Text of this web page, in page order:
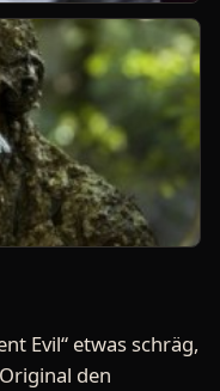
Evil“ etwas schräg,
den